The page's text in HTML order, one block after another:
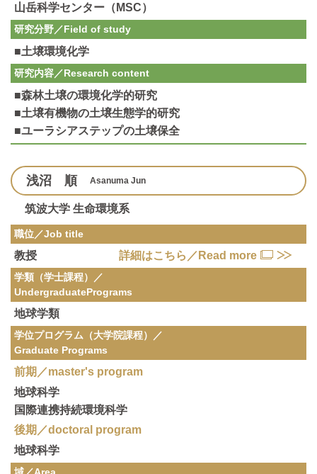
山岳科学センター（MSC）
研究分野／Field of study
■土壌環境化学
研究内容／Research content
■森林土壌の環境化学的研究
■土壌有機物の土壌生態学的研究
■ユーラシアステップの土壌保全
浅沼 順 Asanuma Jun
筑波大学 生命環境系
職位／Job title
教授 詳細はこちら／Read more
学類（学士課程）／
UndergraduatePrograms
地球学類
学位プログラム（大学院課程）／
Graduate Programs
前期／master's program
地球科学
国際連携持続環境科学
後期／doctoral program
地球科学